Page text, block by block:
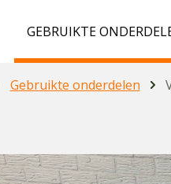
GEBRUIKTE
Gebruikte onderdelen